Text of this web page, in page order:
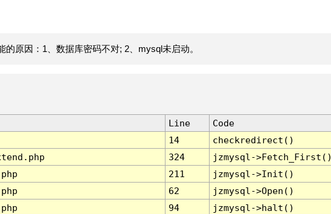
原因：1、数据库密码不对; 2、mysql未启动。
Line
Code
14
checkredirect()
324
jzmysql-
211
jzmysql->Init()
62
jzmysql->Open()
94
jzmysql->halt()